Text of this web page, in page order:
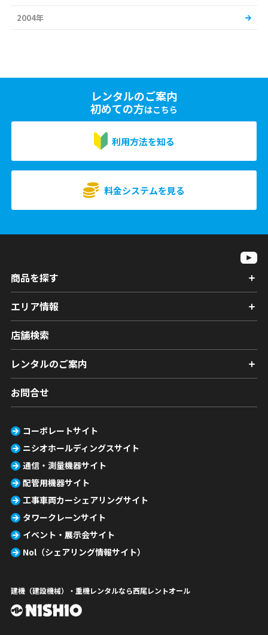
2004年
レンタルのご案内
初めての方はこちら
利用方法を知る
料金システムを見る
商品を探す
エリア情報
店舗検索
レンタルのご案内
お問合せ
コーポレートサイト
ニシオホールディングスサイト
通信・測量機器サイト
配管用機器サイト
工事車両カーシェアリングサイト
タワークレーンサイト
イベント・展示会サイト
Nol（シェアリング情報サイト）
建機（建設機械）・重機レンタルなら西尾レントオール